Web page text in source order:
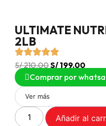
ULTIMATE
2LB
S/210.00S/ 199.00
Comprar por
Ver más
Añadir al